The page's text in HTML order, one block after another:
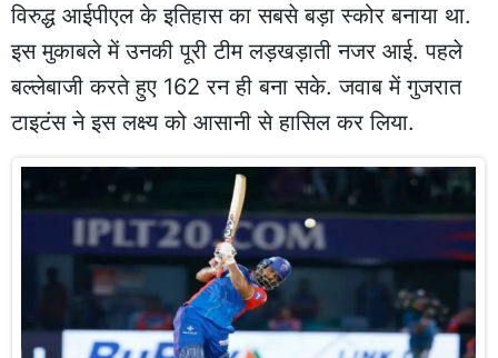
विरुद्ध आईपीएल के इतिहास का सबसे बड़ा स्कोर बनाया था.
इस मुकाबले में उनकी पूरी टीम लड़खड़ाती नजर आई. पहले
बल्लेबाजी करते हुए 162 रन ही बना सके. जवाब में गुजरात
टाइटंस ने इस लक्ष्य को आसानी से हासिल कर लिया.